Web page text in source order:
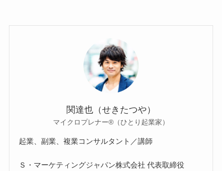
関達也（せきたつや）
マイクロプレナー®（ひとり起業家）
起業、副業、複業コンサルタント／講師
Ｓ・マーケティングジャパン株式会社 代表取締役